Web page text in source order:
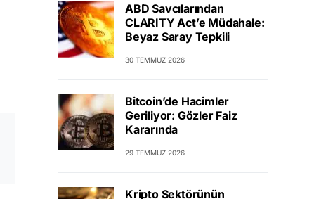
ABD Savcılarından
CLARITY Act’e Müdahale:
Beyaz Saray Tepkili
30 TEMMUZ 2026
Bitcoin’de Hacimler
Geriliyor: Gözler Faiz
Kararında
29 TEMMUZ 2026
Kripto Sektörünün